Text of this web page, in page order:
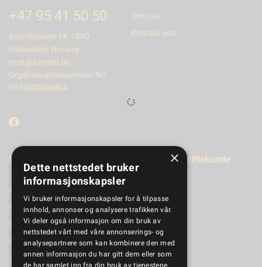
+47 95 41 50 50
Bedriftsveien 14, 1890
Rakkestad, Norway
post@kamled.no
Organisasjonsnummer: NO
997608038MVA
Om oss
Kontakt oss
Informasjon
Aktuelt
Produktkatalog
Salgsbetingelser
Personvernerklæring
Dokumenter
Registrer bedriftskunde
×
Dette nettstedet bruker
informasjonskapsler
Vi bruker informasjonskapsler for å tilpasse
innhold, annonser og analysere trafikken vår.
Vi deler også informasjon om din bruk av
nettstedet vårt med våre annonserings- og
analysepartnere som kan kombinere den med
annen informasjon du har gitt dem eller som
de har samlet inn fra din bruk av tjenestene